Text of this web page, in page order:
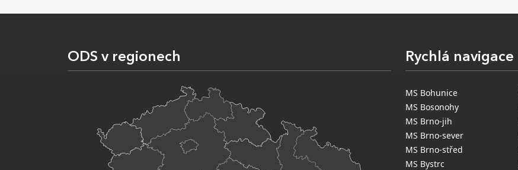
ODS v regionech Rychlá navigace
MS Bohunice
MS Bosonohy
MS Brno-jih
MS Brno-sever
MS Brno-střed
MS Bystrc